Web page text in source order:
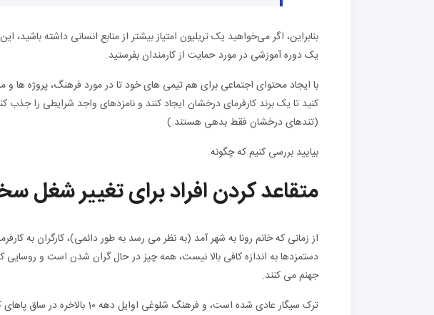
بنابراین، اگر می‌خواهید یک تریلیون امتیاز بیشتر از منابع انسانی داشته باشید،
یک دوره آموزشی در مورد حمایت از کارمندان بفرستید.
با ایجاد محتوای اجتماعی برای هم تیمی های خود تا در مورد فرهنگ، پروژه ها و
کنید تا یک برند کارفرمای درخشان ایجاد کنند و نامزدهای واجد شرایطی را جذب
(تندهای درخشان فقط بدهی هستند.)
بیایید بررسی کنیم که چگونه.
متقاعد کردن افراد برای تغییر
از زمانی که خانم رونا به شهر آمد (به نظر می رسد به طور دائمی)، کارگران به
دستمزدها به اندازه کافی بالا نیست، همه چیز در حال گران شدن است و روسایی
جهنم می کنند.
ترک سیگار عادی شده است، و فرهنگ شلوغی اوایل دهه 10 بالاخره در ساق پاهای کوچک خود لگدمال می شود. (عاشقشم.)